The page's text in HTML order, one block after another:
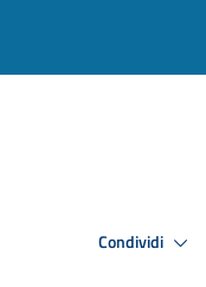
Condividi